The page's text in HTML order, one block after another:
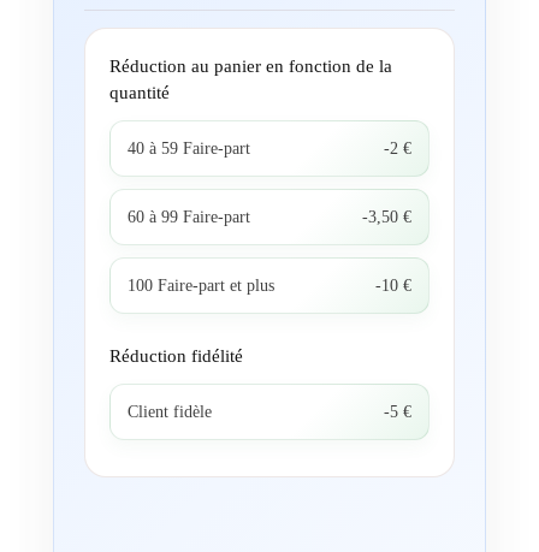
Réduction au panier en fonction de la
quantité
40 à 59 Faire-part -2 €
60 à 99 Faire-part -3,50 €
100 Faire-part et plus -10 €
Réduction fidélité
Client fidèle -5 €